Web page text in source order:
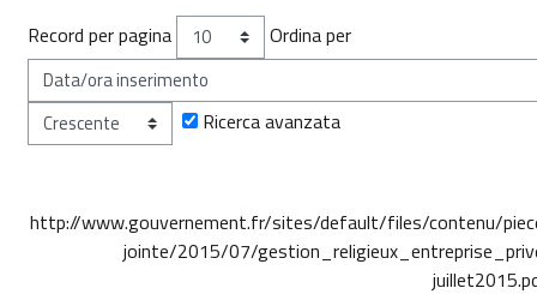
Record per pagina Ordina per
Ricerca avanzata
http://www.gouvernement.fr/sites/default/files/contenu/
jointe/2015/07/